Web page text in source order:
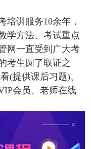
培训服务10余年，
学方法、考试重点
网一直受到广大考
考生圆了取证之
(提供课后习题)、
会员、老师在线